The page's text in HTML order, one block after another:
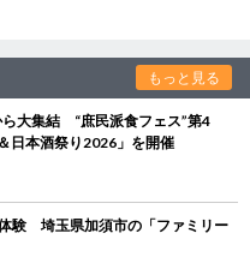
もっと見る
大集結 “庶民派食フェス”第4
日本酒祭り2026」を開催
験 埼玉県加須市の「ファミリー